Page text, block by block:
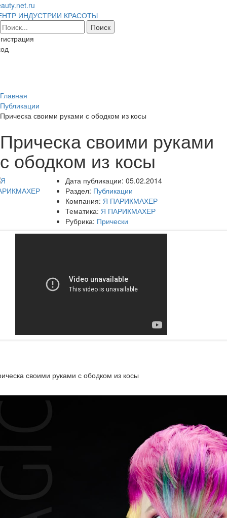
ИНДУСТРИИ КРАСОТЫ
Главная
Публикации
Прическа своими руками с ободком из косы
Прическа своими руками
с ободком из косы
Дата публикации: 05.02.2014
Раздел: Публикации
Компания: Я ПАРИКМАХЕР
Тематика: Я ПАРИКМАХЕР
Рубрика: Прически
своими руками с ободком из косы